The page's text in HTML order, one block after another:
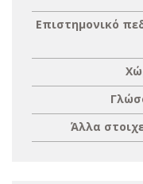
Επιστημονικό
Άλλα